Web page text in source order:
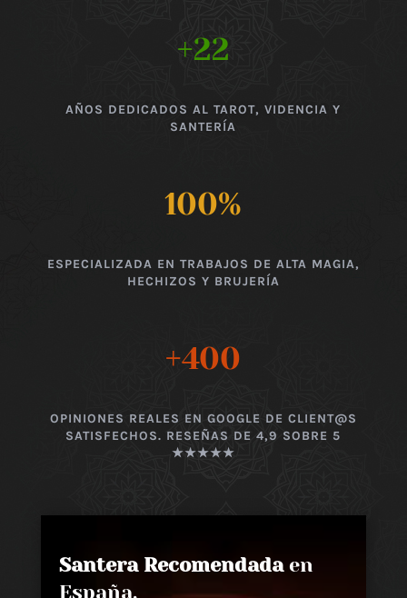
+22
AÑOS DEDICADOS AL TAROT, VIDENCIA Y
SANTERÍA
100%
ESPECIALIZADA EN TRABAJOS DE ALTA MAGIA,
HECHIZOS Y BRUJERÍA
+400
OPINIONES REALES EN GOOGLE DE CLIENT@S
SATISFECHOS. RESEÑAS DE 4,9 SOBRE 5
★★★★★
Santera Recomendadaen
España,